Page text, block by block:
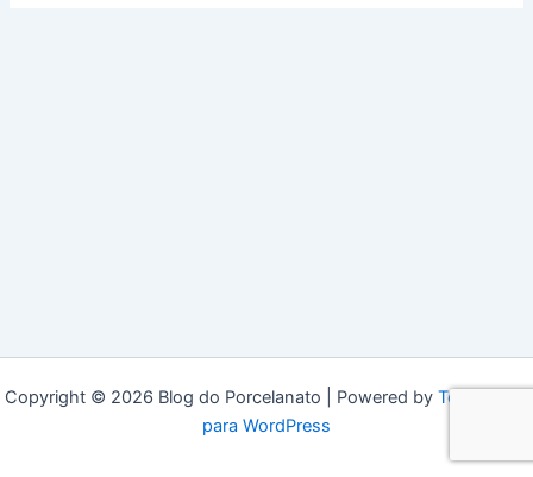
Copyright © 2026 Blog do Porcelanato | Powered by Tema Astra
para WordPress